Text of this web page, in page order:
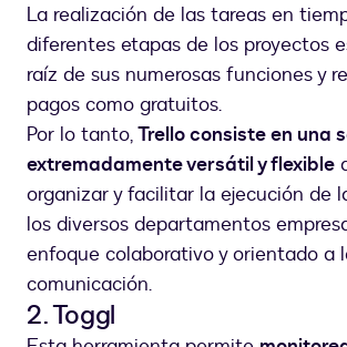
La realización de las tareas en
diferentes etapas de los proyectos
raíz de sus numerosas funciones y
pagos como gratuitos.
Por lo tanto,Trello consiste en una
extremadamente versátil y flexible
organizar y facilitar la ejecución de
los diversos departamentos
enfoque colaborativo y orientado a
comunicación.
2. Toggl